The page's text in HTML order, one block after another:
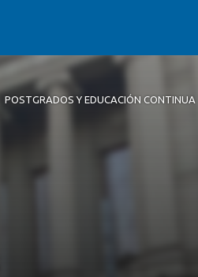
POSTGRADOS Y EDUCACIÓN CONTINUA